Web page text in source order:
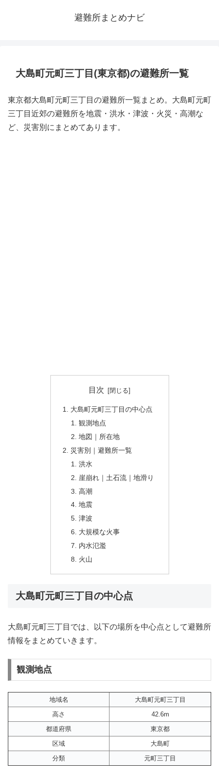
避難所まとめナビ
大島町元町三丁目(東京都)の避難所一覧
東京都大島町元町三丁目の避難所一覧まとめ。大島町元町
三丁目近郊の避難所を地震・洪水・津波・火災・高潮な
ど、災害別にまとめてあります。
目次
大島町元町三丁目の中心点
観測地点
地図｜所在地
災害別｜避難所一覧
洪水
崖崩れ｜土石流｜地滑り
高潮
地震
津波
大規模な火事
内水氾濫
火山
大島町元町三丁目の中心点
大島町元町三丁目では、以下の場所を中心点として避難所
情報をまとめていきます。
観測地点
地域名
大島町元町三丁目
高さ
42.6m
都道府県
東京都
区域
大島町
分類
元町三丁目